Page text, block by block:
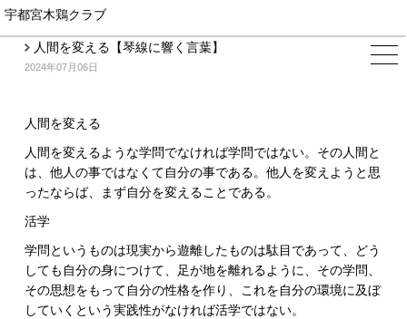
宇都宮木鶏クラブ
人間を変える【琴線に響く言葉】
2024年07月06日
人間を変える
人間を変えるような学問でなければ学問ではない。その人間と
は、他人の事ではなくて自分の事である。他人を変えようと思
ったならば、まず自分を変えることである。
活学
学問というものは現実から遊離したものは駄目であって、どう
しても自分の身につけて、足が地を離れるように、その学問、
その思想をもって自分の性格を作り、これを自分の環境に及ぼ
していくという実践性がなければ活学ではない。